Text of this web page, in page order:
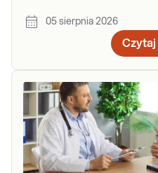
05 sierpnia 2026
Czytaj